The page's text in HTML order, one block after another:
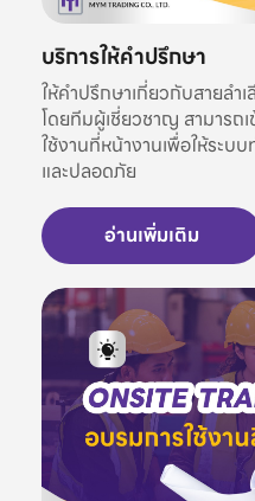
บริการให้คำปรึกษา
ให้คำปรึกษาเกี่ยวกับสายลำ
โดยทีมผู้เชี่ยวชาญ สามารถ
ใช้งานที่หน้างานเพื่อให้ระบ
และปลอดภัย
อ่านเพิ่มเติม